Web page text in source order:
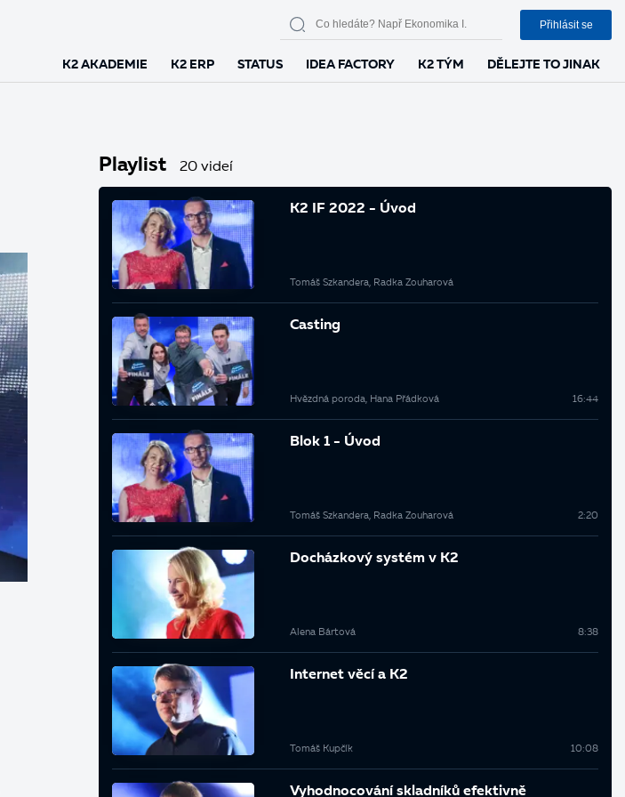
K2 AKADEMIE K2 ERP STATUS IDEA FACTORY K2 TÝM DĚLEJTE TO JINAK
Přihlásit se
Playlist 20 videí
K2 IF 2022 - Úvod
Tomáš Szkandera, Radka Zouharová
Casting
Hvězdná poroda, Hana Přádková 16:44
Blok 1 - Úvod
Tomáš Szkandera, Radka Zouharová 2:20
Docházkový systém v K2
Alena Bártová 8:38
Internet věcí a K2
Tomáš Kupčík 10:08
Vyhodnocování skladníků efektivně